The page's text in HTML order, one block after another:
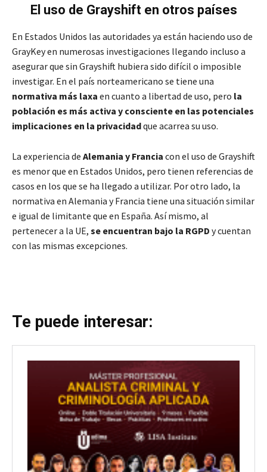
El uso de Grayshift en otros países
En Estados Unidos las autoridades ya están haciendo uso de
GrayKey en numerosas investigaciones llegando incluso a
asegurar que sin Grayshift hubiera sido difícil o imposible
investigar. En el país norteamericano se tiene una
normativa más laxa en cuanto a libertad de uso, pero la
población es más activa y consciente en las potenciales
implicaciones en la privacidadque acarrea su uso.
La experiencia de Alemania y Francia con el uso de Grayshift
es menor que en Estados Unidos, pero tienen referencias de
casos en los que se ha llegado a utilizar. Por otro lado, la
normativa en Alemania y Francia tiene una situación similar
e igual de limitante que en España. Así mismo, al
pertenecer a la UE, se encuentran bajo la RGPD y cuentan
con las mismas excepciones.
Te puede interesar: